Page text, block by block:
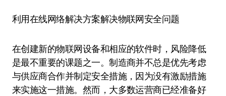
利用在线网络解决方案解决物联网安全问题
在创建新的物联网设备和相应的软件时，风险降低
是最不重要的课题之一。制造商并不总是优先考虑
与供应商合作并制定安全措施，因为没有激励措施
来实施这一措施。然而，大多数运营商已经准备好